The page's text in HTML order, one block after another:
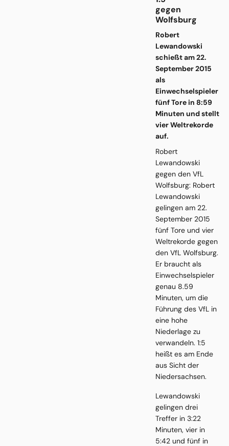
gegen
Wolfsburg
Robert
Lewandowski
schießt am 22.
September 2015
als
Einwechselspieler
fünf Tore in 8:59
Minuten und stellt
vier Weltrekorde
auf.
Robert
Lewandowski
gegen den VfL
Wolfsburg: Robert
Lewandowski
gelingen am 22.
September 2015
fünf Tore und vier
Weltrekorde gegen
den VfL Wolfsburg.
Er braucht als
Einwechselspieler
genau 8.59
Minuten, um die
Führung des VfL in
eine hohe
Niederlage zu
verwandeln. 1:5
heißt es am Ende
aus Sicht der
Niedersachsen.
Lewandowski
gelingen drei
Treffer in 3:22
Minuten, vier in
5:42 und fünf in